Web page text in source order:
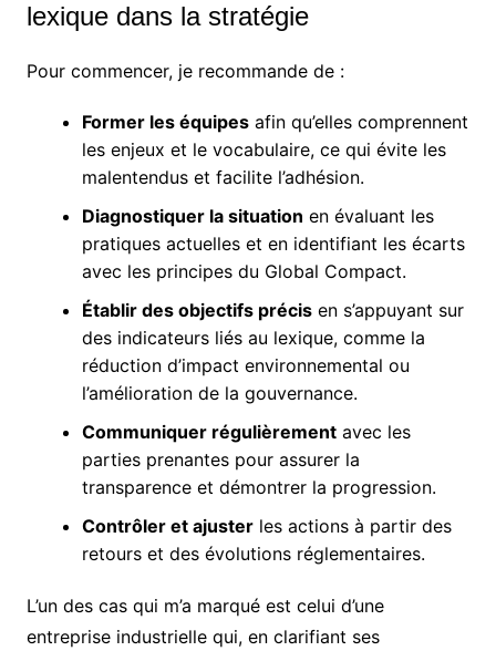
lexique dans la stratégie
Pour commencer, je recommande de :
Former les équipesafin qu’elles comprennent
les enjeux et le vocabulaire, ce qui évite les
malentendus et facilite l’adhésion.
Diagnostiquer la situation en évaluant les
pratiques actuelles et en identifiant les écarts
avec les principes du Global Compact.
Établir des objectifs précisen s’appuyant sur
des indicateurs liés au lexique, comme la
réduction d’impact environnemental ou
l’amélioration de la gouvernance.
Communiquer régulièrementavec les
parties prenantes pour assurer la
transparence et démontrer la progression.
Contrôler et ajusterles actions à partir des
retours et des évolutions réglementaires.
L’un des cas qui m’a marqué est celui d’une
entreprise industrielle qui, en clarifiant ses